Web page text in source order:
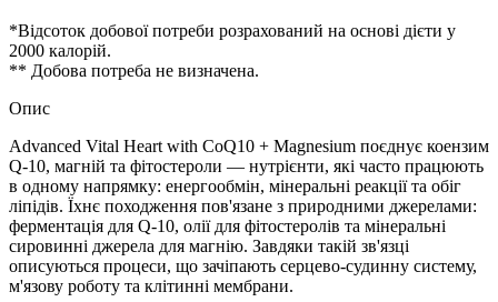
*Відсоток добової потреби розрахований на основі дієти у
2000 калорій.
** Добова потреба не визначена.
Опис
Advanced Vital Heart with CoQ10 + Magnesium поєднує коензим
Q‑10, магній та фітостероли — нутрієнти, які часто працюють
в одному напрямку: енергообмін, мінеральні реакції та обіг
ліпідів. Їхнє походження пов'язане з природними джерелами:
ферментація для Q‑10, олії для фітостеролів та мінеральні
сировинні джерела для магнію. Завдяки такій зв'язці
описуються процеси, що зачіпають серцево-судинну систему,
м'язову роботу та клітинні мембрани.